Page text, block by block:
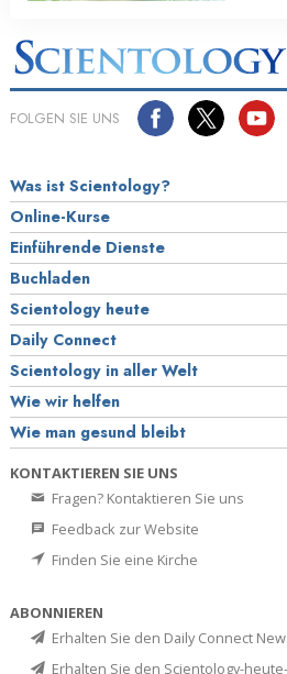
FOLGEN SIE UNS
Was ist Scientology?
Online-Kurse
Einführende Dienste
Buchladen
Scientology heute
Daily Connect
Scientology in aller Welt
Wie wir helfen
Wie man gesund bleibt
KONTAKTIEREN SIE UNS
Fragen? Kontaktieren Sie uns
Feedback zur Website
Finden Sie eine Kirche
ABONNIEREN
Erhalten Sie den Daily Connect
Erhalten Sie den Scientology-